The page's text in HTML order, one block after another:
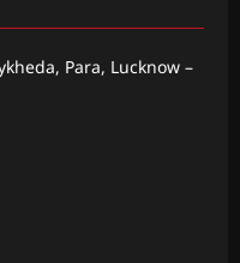
Para, Lucknow –